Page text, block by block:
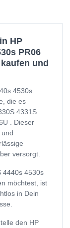
HP
PR06
und
4530s
die es
4331S
. Dieser
versorgt.
4440s 4530s
möchtest, ist
in Dein
den HP